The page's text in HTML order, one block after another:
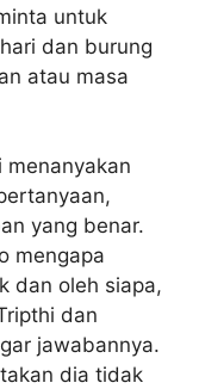
untuk
dan burung
atau masa
yang benar.
mengapa
dan oleh siapa,
dan
jawabannya.
dia tidak